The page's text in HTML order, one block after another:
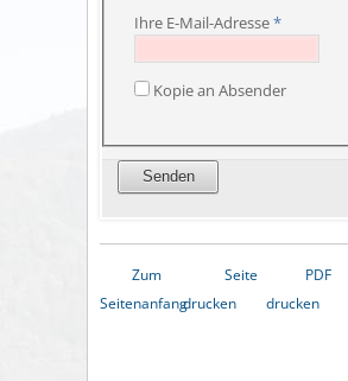
Ihre E-Mail-Adresse*
Kopie an Absender
Zum
Seitenanfang
Seite
drucken
PDF
drucken